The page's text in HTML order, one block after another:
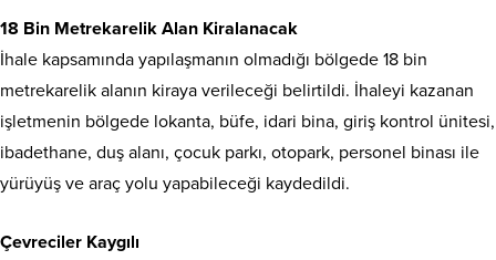
18 Bin Metrekarelik Alan Kiralanacak
İhale kapsamında yapılaşmanın olmadığı bölgede 18 bin
metrekarelik alanın kiraya verileceği belirtildi. İhaleyi kazanan
işletmenin bölgede lokanta, büfe, idari bina, giriş kontrol ünitesi,
ibadethane, duş alanı, çocuk parkı, otopark, personel binası ile
yürüyüş ve araç yolu yapabileceği kaydedildi.
Çevreciler Kaygılı